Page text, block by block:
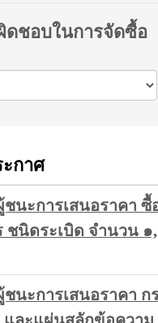
ดชอบในการจัดซื้อ
กาศ
ชนะการเสนอราคา
ชนิดระเบิด จำนวน ๑
ชนะการเสนอราคา